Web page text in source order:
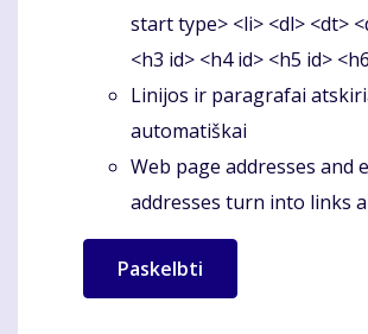
start type> <li> <dl> <dt>
<h3 id> <h4 id> <h5 id>
Linijos ir paragrafai
automatiškai
Web page addresses and
addresses turn into links